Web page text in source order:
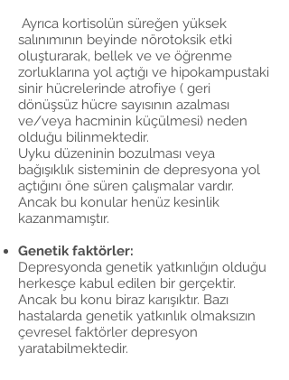
Ayrıca kortisolün süreğen yüksek
salınımının beyinde nörotoksik etki
oluşturarak, bellek ve ve öğrenme
zorluklarına yol açtığı ve hipokampustaki
sinir hücrelerinde atrofiye ( geri
dönüşsüz hücre sayısının azalması
ve/veya hacminin küçülmesi) neden
olduğu bilinmektedir.
Uyku düzeninin bozulması veya
bağışıklık sisteminin de depresyona yol
açtığını öne süren çalışmalar vardır.
Ancak bu konular henüz kesinlik
kazanmamıştır.
Genetik faktörler:
Depresyonda genetik yatkınlığın olduğu
herkesçe kabul edilen bir gerçektir.
Ancak bu konu biraz karışıktır. Bazı
hastalarda genetik yatkınlık olmaksızın
çevresel faktörler depresyon
yaratabilmektedir.